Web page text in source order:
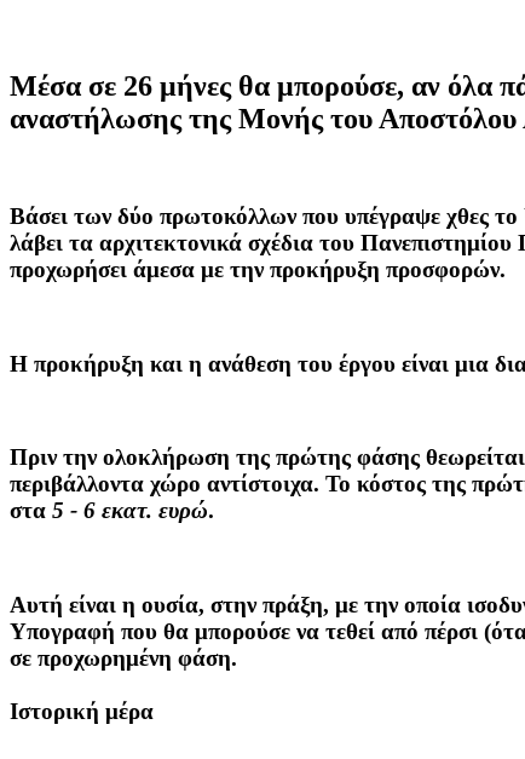
Μέσα σε 26 μήνες θα μπορούσε, αν όλα
αναστήλωσης της Μονής του Αποστόλου
Βάσει των δύο πρωτοκόλλων που υπέγραψε χθες
λάβει τα αρχιτεκτονικά σχέδια του
προχωρήσει άμεσα με την προκήρυξη προσφορών.
Η προκήρυξη και η ανάθεση του έργου είναι μια
Πριν την ολοκλήρωση της πρώτης φάσης
περιβάλλοντα χώρο αντίστοιχα. Το κόστος της
στα 5 - 6 εκατ. ευρώ.
Αυτή είναι η ουσία, στην πράξη, με την οποία
Υπογραφή που θα μπορούσε να τεθεί από πέρσι
σε προχωρημένη φάση.
Ιστορική μέρα